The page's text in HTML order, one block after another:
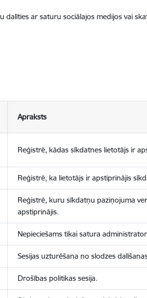
dalīties ar saturu sociālajos medijos vai
Apraksts
Reģistrē, kādas sīkdatnes lietotājs ir
Reģistrē, ka lietotājs ir apstiprinājis
Reģistrē, kuru sīkdatņu paziņojuma
apstiprinājis.
Nepieciešams tikai satura
Sesijas uzturēšana no slodzes
Drošības politikas sesija.